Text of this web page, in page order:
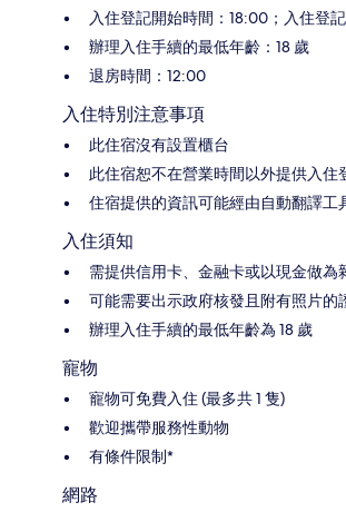
入住登記開始時間：18:00；入住登
辦理入住手續的最低年齡：18 歲
退房時間：12:00
入住特別注意事項
此住宿沒有設置櫃台
此住宿恕不在營業時間以外提供入住
住宿提供的資訊可能經由自動翻譯工
入住須知
需提供信用卡、金融卡或以現金做為
可能需要出示政府核發且附有照片的
辦理入住手續的最低年齡為 18 歲
寵物
寵物可免費入住 (最多共 1 隻)
歡迎攜帶服務性動物
有條件限制*
網路